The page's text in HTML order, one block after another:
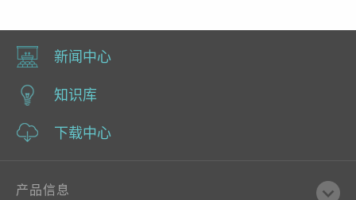
新闻中心
知识库
下载中心
产品信息